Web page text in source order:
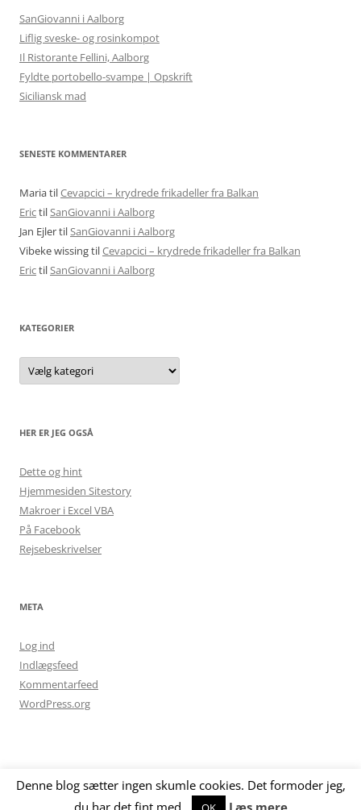
SanGiovanni i Aalborg
Liflig sveske- og rosinkompot
Il Ristorante Fellini, Aalborg
Fyldte portobello-svampe | Opskrift
Siciliansk mad
SENESTE KOMMENTARER
MariatilCevapcici – krydrede frikadeller fra Balkan
ErictilSanGiovanni i Aalborg
Jan EjlertilSanGiovanni i Aalborg
Vibeke wissingtilCevapcici – krydrede frikadeller fra Balkan
ErictilSanGiovanni i Aalborg
KATEGORIER
Kategorier
HER ER JEG OGSÅ
Dette og hint
Hjemmesiden Sitestory
Makroer i Excel VBA
På Facebook
Rejsebeskrivelser
META
Log ind
Indlægsfeed
Kommentarfeed
WordPress.org
Drevet af WordPress
Denne blog sætter ingen skumle cookies. Det formoder jeg,
du har det fint med.
Læs mere